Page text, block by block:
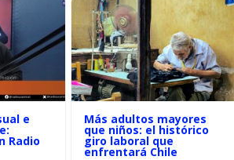
e
Radio
Más adultos mayores
que niños: el histórico
giro laboral que
enfrentará Chile